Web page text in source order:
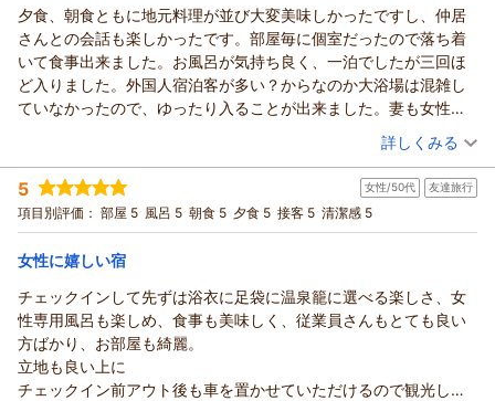
荒れがすごくて残念でした私の肌質にはあわなかっただけなの
で…個人的な意見です
夕食、朝食ともに地元料理が並び大変美味しかったですし、仲居
さんとの会話も楽しかったです。部屋毎に個室だったので落ち着
いて食事出来ました。お風呂が気持ち良く、一泊でしたが三回ほ
ど入りました。外国人宿泊客が多い？からなのか大浴場は混雑し
ていなかったので、ゆったり入ることが出来ました。妻も女性用
外国人スタッフの方が多いですが、おもてなしの気持ちが伝わり
気持ちの良い接客でした。
久しぶりの夫婦旅行でしたが、楽しい思い出を増やすことが出来
ました。ありがとうございました。
（投稿日：2026/07/05）
宿泊時期： 2026年06月宿泊 (夫婦旅行)
投稿者： たつやさん
宿泊プラン： 【リラぎふ】飛騨牛鉄板焼き付の月替わり会席プラン♪
朝・夕
朝/個室利用 夕/個室利用
宿泊価格帯： 27,001～28,000円(大人一人あたり/税込)
詳しくみる
5 女性/50代 友達旅行
項目別評価： 部屋 5 風呂 5 朝食 5 夕食 5 接客 5 清潔感 5
女性に嬉しい宿
チェックインして先ずは浴衣に足袋に温泉籠に選べる楽しさ、女
性専用風呂も楽しめ、食事も美味しく、従業員さんもとても良い
方ばかり、お部屋も綺麗。
立地も良い上に
チェックイン前アウト後も車を置かせていただけるので観光しや